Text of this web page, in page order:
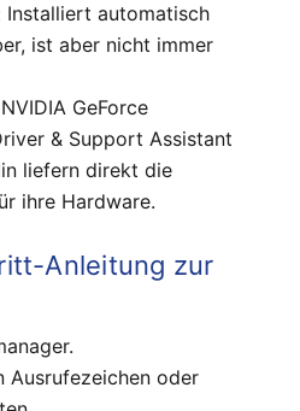
Installiert automatisch
ist aber nicht immer
NVIDIA GeForce
& Support Assistant
liefern direkt die
ihre Hardware.
Anleitung zur
Ausrufezeichen oder